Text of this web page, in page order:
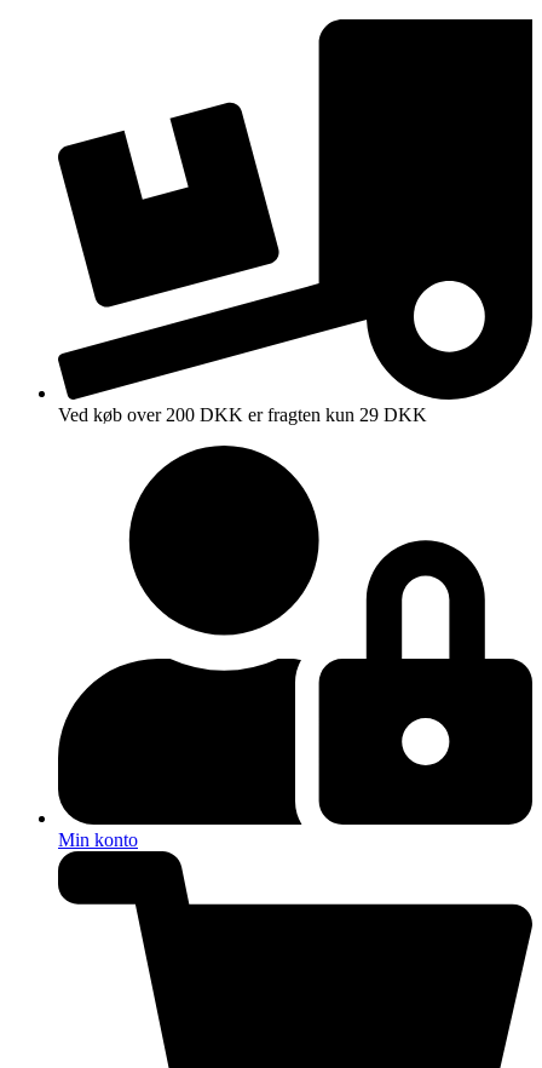
Ved køb over 200 DKK er fragten kun 29 DKK
Min konto